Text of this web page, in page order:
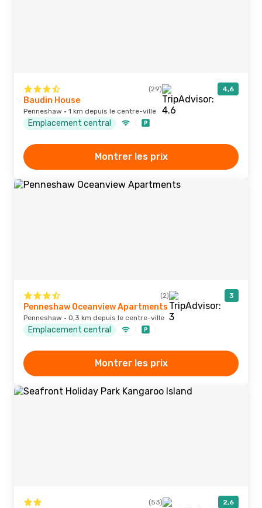
(29) 4,6
Baudin House
Penneshaw · 1 km depuis le centre-ville
Emplacement central
Montrer les prix
(2) 3
Penneshaw Oceanview Apartments
Penneshaw · 0,3 km depuis le centre-ville
Emplacement central
Montrer les prix
(53) 2,6